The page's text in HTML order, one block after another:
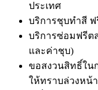
ประเทศ
บริการชุบทำสี ฟ
บริการซ่อมฟรีต
และค่าชุบ)
ขอสงวนสิทธิ์ใน
ให้ทราบล่วงหน้า